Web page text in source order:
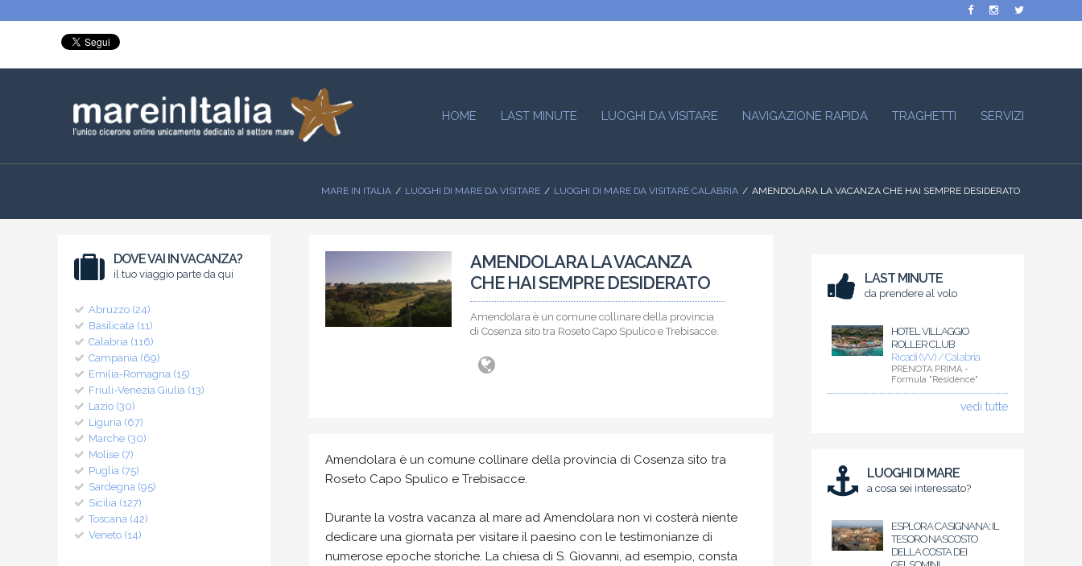
HOME LAST MINUTE LUOGHI DA VISITARE NAVIGAZIONE RAPIDA TRAGHETTI SERVIZI
MARE IN ITALIA LUOGHI DI MARE DA VISITARE LUOGHI DI MARE DA VISITARE CALABRIA AMENDOLARA LA VACANZA CHE HAI SEMPRE DESIDERATO
DOVE VAI IN VACANZA?
il tuo viaggio parte da qui
Abruzzo (24)
Basilicata (11)
Calabria (116)
Campania (69)
Emilia-Romagna (15)
Friuli-Venezia Giulia (13)
Lazio (30)
Liguria (67)
Marche (30)
Molise (7)
Puglia (75)
Sardegna (95)
Sicilia (127)
Toscana (42)
Veneto (14)
AMENDOLARA LA VACANZA
CHE HAI SEMPRE DESIDERATO
Amendolara è un comune collinare della provincia
di Cosenza sito tra Roseto Capo Spulico e Trebisacce.
Amendolara è un comune collinare della provincia di Cosenza sito tra
Roseto Capo Spulico e Trebisacce.
Durante la vostra vacanza al mare ad Amendolara non vi costerà niente
dedicare una giornata per visitare il paesino con le testimonianze di
numerose epoche storiche. La chiesa di S. Giovanni, ad esempio, consta
LAST MINUTE
da prendere al volo
HOTEL VILLAGGIO
ROLLER CLUB
Ricadi (VV) / Calabria
PRENOTA PRIMA -
Formula "Residence"
vedi tutte
LUOGHI DI MARE
a cosa sei interessato?
ESPLORA CASIGNANA: IL
TESORO NASCOSTO
DELLA COSTA DEI